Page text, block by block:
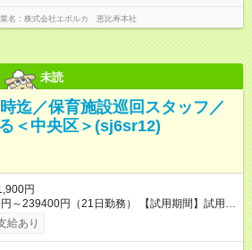
名 株式会社エボルカ 恵比寿本社
未読
迄／保育施設巡回スタッフ／
＜中央区＞(sj6sr12)
円
円（21日勤務） 【試用期間】試用期
給あり